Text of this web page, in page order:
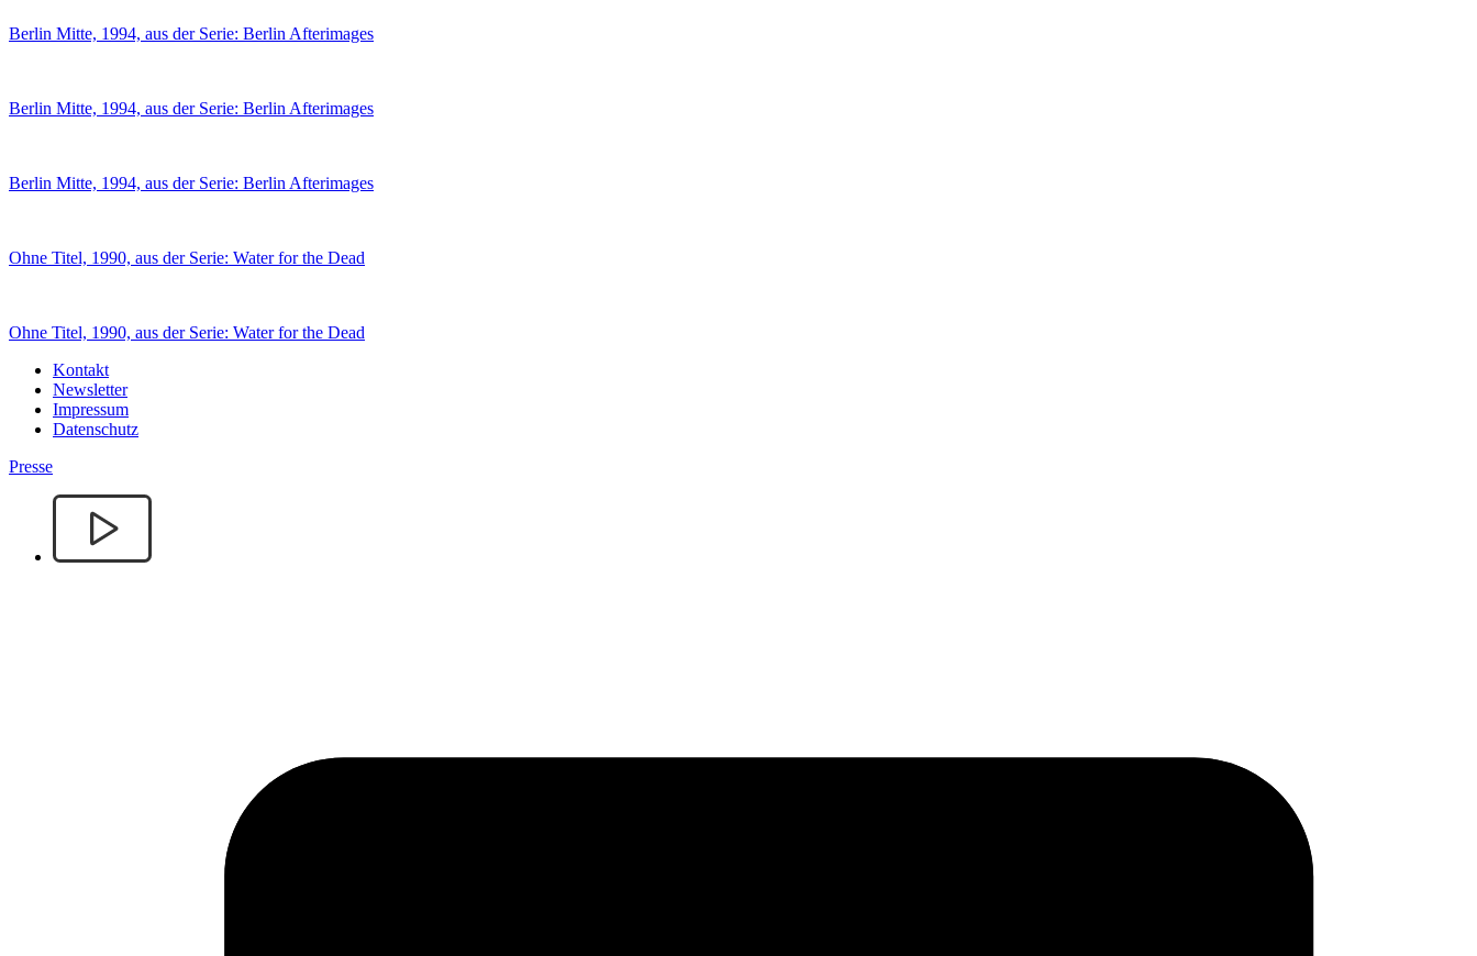
Berlin Mitte, 1994, aus der Serie: Berlin Afterimages
Berlin Mitte, 1994, aus der Serie: Berlin Afterimages
Berlin Mitte, 1994, aus der Serie: Berlin Afterimages
Ohne Titel, 1990, aus der Serie: Water for the Dead
Ohne Titel, 1990, aus der Serie: Water for the Dead
Kontakt
Newsletter
Impressum
Datenschutz
Presse